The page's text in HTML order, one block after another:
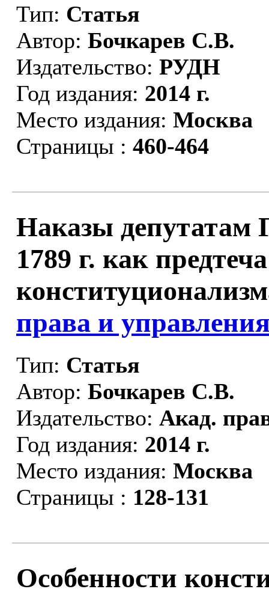
Тип: Статья
Автор: Бочкарев С.В.
Издательство: РУДН
Год издания: 2014 г.
Место издания: Москва
Страницы : 460-464
Наказы депутатам
1789 г. как
права и
Тип: Статья
Автор: Бочкарев С.В.
Издательство: Акад.
Год издания: 2014 г.
Место издания: Москва
Страницы : 128-131
Особенности